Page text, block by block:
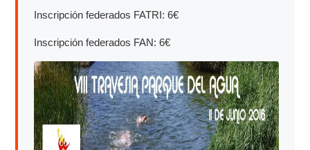
Inscripción federados FATRI: 6€
Inscripción federados FAN: 6€